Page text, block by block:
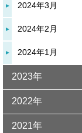
2024年3月
2024年2月
2024年1月
2023年
2022年
2021年